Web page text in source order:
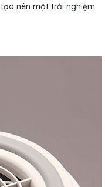
nên một trải nghiệm